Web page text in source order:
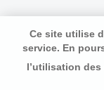
Ce site utilise
service. En
l’utilisation des